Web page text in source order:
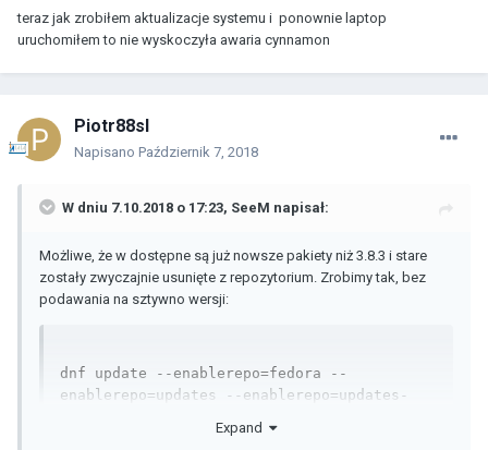
teraz jak zrobiłem aktualizacje systemu i ponownie laptop
uruchomiłem to nie wyskoczyła awaria cynnamon
Piotr88sl
Napisano Październik 7, 2018
W dniu 7.10.2018 o 17:23, SeeM napisał:
Możliwe, że w dostępne są już nowsze pakiety niż 3.8.3 i stare
zostały zwyczajnie usunięte z repozytorium. Zrobimy tak, bez
podawania na sztywno wersji:
dnf update --enablerepo=fedora --
enablerepo=updates --enablerepo=updates-
center nemo cinnamon-settings-daemon
Expand